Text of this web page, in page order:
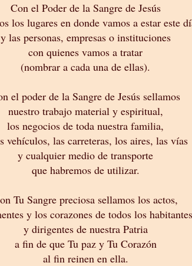
Con el Poder de la Sangre de Jesús
los lugares en donde vamos a estar este
y las personas, empresas o instituciones
con quienes vamos a tratar
(nombrar a cada una de ellas).
el poder de la Sangre de Jesús sellamos
nuestro trabajo material y espiritual,
los negocios de toda nuestra familia,
vehículos, las carreteras, los aires, las vías
y cualquier medio de transporte
que habremos de utilizar.
Tu Sangre preciosa sellamos los actos,
y los corazones de todos los habitantes
y dirigentes de nuestra Patria
a fin de que Tu paz y Tu Corazón
al fin reinen en ella.